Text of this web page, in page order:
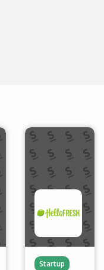
Startup